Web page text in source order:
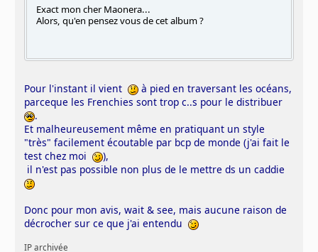
Exact mon cher Maonera...
Alors, qu'en pensez vous de cet album ?
Pour l'instant il vient
à pied en traversant les océans,
parceque les Frenchies sont trop c..s pour le distribuer
.
Et malheureusement même en pratiquant un style
"très" facilement écoutable par bcp de monde (j'ai fait le
test chez moi
),
il n'est pas possible non plus de le mettre ds un caddie
Donc pour mon avis, wait & see, mais aucune raison de
décrocher sur ce que j'ai entendu
IP archivée